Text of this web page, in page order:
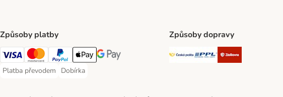
Způsoby platby
Visa Payment Method
mastercard Payment Method
PayPal Payment Method
Apple pay Payment Method
Google Pay Payment Method
Platba převodem
Platba převodem Payment Method
Dobírka
Dobírka Payment Method
Způsoby dopravy
Česká pošta Shipping Method
PPL Shipping Method